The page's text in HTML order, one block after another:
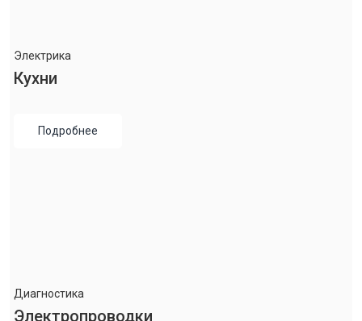
Электрика
Кухни
Подробнее
Диагностика
Электропроводки